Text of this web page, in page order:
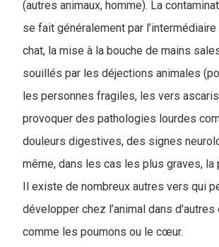
(autres animaux, homme). La
se fait généralement par
chat, la mise à la bouche de mains
souillés par les déjections animales
les personnes fragiles, les vers
provoquer des pathologies lourdes
douleurs digestives, des signes
même, dans les cas les plus graves, la
Il existe de nombreux autres vers qui
développer chez l’animal dans d’autres
comme les poumons ou le cœur.